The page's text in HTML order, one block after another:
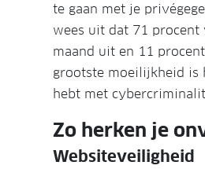
te gaan met je
wees uit dat 71
maand uit en 11
grootste moeilijkheid is
hebt met
Zo herken je
Websiteveiligheid